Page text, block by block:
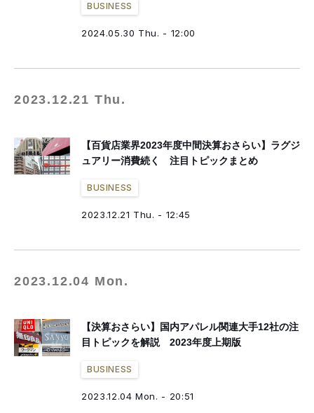
BUSINESS
2024.05.30 Thu. - 12:00
2023.12.21 Thu.
【百貨店業界2023年度中間決算おさらい】ラグジ
ュアリー消費続く 注目トピックまとめ
BUSINESS
2023.12.21 Thu. - 12:45
2023.12.04 Mon.
【決算おさらい】国内アパレル関連大手12社の注
目トピックを解説 2023年度上期版
BUSINESS
2023.12.04 Mon. - 20:51